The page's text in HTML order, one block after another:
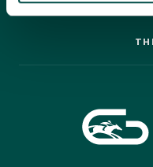
JEUXDI BY
ALL OUR EVENTS
RACING: A
RACING: A